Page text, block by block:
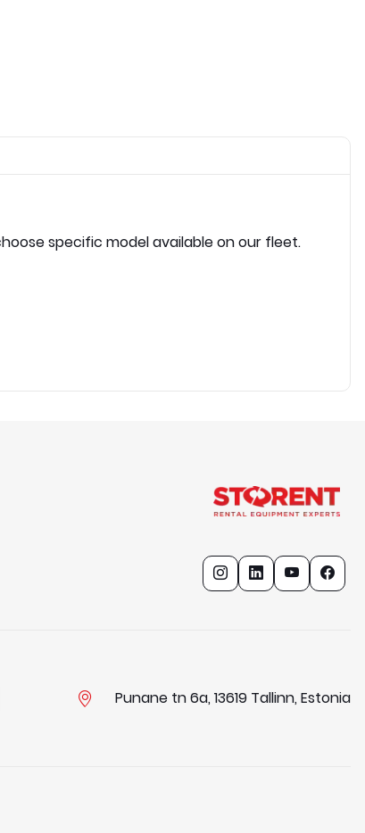
specific model available on our fleet.
Punane tn 6a, 13619 Tallinn, Estonia